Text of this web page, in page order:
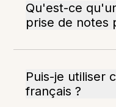
Qu'est-ce
prise de notes
Puis-je utiliser
français ?